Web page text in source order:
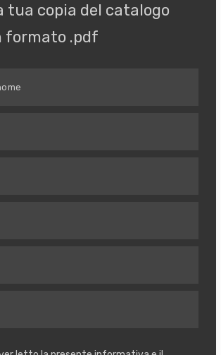
tua copia del catalogo
formato .pdf